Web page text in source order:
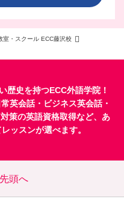
室・スクール ECC藤沢校
歴史を持つECC外語学院！
常英会話・ ビジネス英会話・
策の英語資格取得など、あ
ッスンが選べます。
頭へ